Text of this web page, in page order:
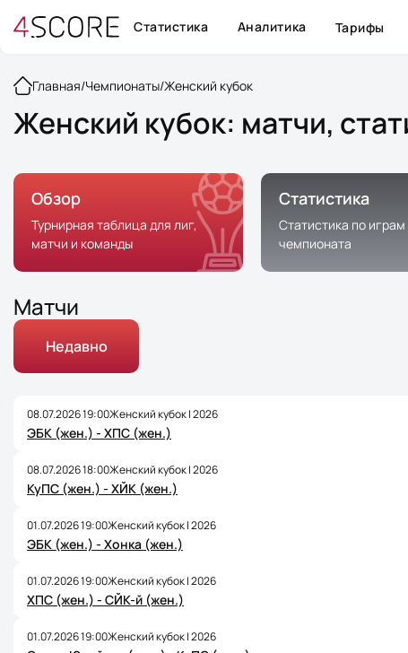
Статистика Аналитика Тарифы
Главная/Чемпионаты/Женский кубок
Женский кубок: матчи,
Обзор
Турнирная таблица для лиг,
матчи и команды
Статистика
Статистика по
чемпионата
Матчи
Недавно
08.07.2026 19:00Женский кубок | 2026
ЭБК (жен.) - ХПС (жен.)
08.07.2026 18:00Женский кубок | 2026
КуПС (жен.) - ХЙК (жен.)
01.07.2026 19:00Женский кубок | 2026
ЭБК (жен.) - Хонка (жен.)
01.07.2026 19:00Женский кубок | 2026
ХПС (жен.) - СЙК-й (жен.)
01.07.2026 19:00Женский кубок | 2026